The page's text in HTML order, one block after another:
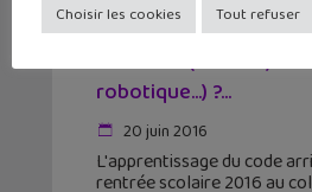
Où apprendre à coder
vacances (ateliers,
robotique…) ?...
20 juin 2016
L'apprentissage du code
rentrée scolaire 2016 au
Choisir les cookies Tout refuser